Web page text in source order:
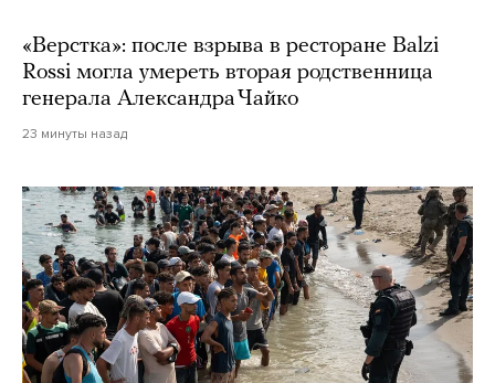
«Верстка»: после взрыва в ресторане Balzi
Rossi могла умереть вторая родственница
генерала Александра Чайко
23 минуты назад